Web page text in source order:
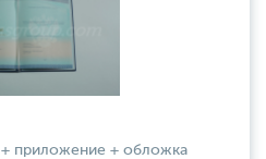
приложение + обложка